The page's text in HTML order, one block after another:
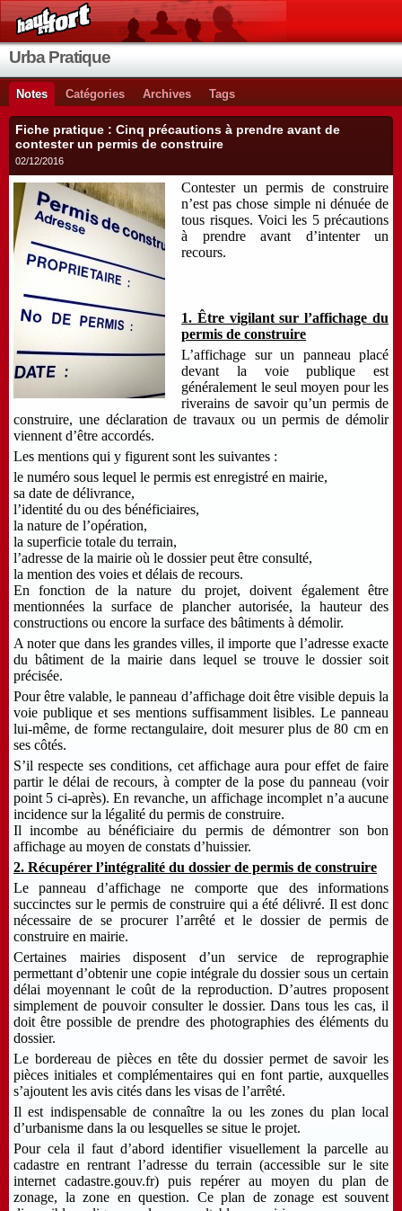
Urba Pratique
Notes Catégories Archives Tags
Fiche pratique : Cinq précautions à prendre avant de
contester un permis de construire
02/12/2016
Contester un permis de construire
n’est pas chose simple ni dénuée de
tous risques. Voici les 5 précautions
à prendre avant d’intenter un
recours.
1. Être vigilant sur l’affichage du
permis de construire
L’affichage sur un panneau placé
devant la voie publique est
généralement le seul moyen pour les
riverains de savoir qu’un permis de
construire, une déclaration de travaux ou un permis de démolir
viennent d’être accordés.
Les mentions qui y figurent sont les suivantes :
le numéro sous lequel le permis est enregistré en mairie,
sa date de délivrance,
l’identité du ou des bénéficiaires,
la nature de l’opération,
la superficie totale du terrain,
l’adresse de la mairie où le dossier peut être consulté,
la mention des voies et délais de recours.
En fonction de la nature du projet, doivent également être
mentionnées la surface de plancher autorisée, la hauteur des
constructions ou encore la surface des bâtiments à démolir.
A noter que dans les grandes villes, il importe que l’adresse exacte
du bâtiment de la mairie dans lequel se trouve le dossier soit
précisée.
Pour être valable, le panneau d’affichage doit être visible depuis la
voie publique et ses mentions suffisamment lisibles. Le panneau
lui-même, de forme rectangulaire, doit mesurer plus de 80 cm en
ses côtés.
S’il respecte ses conditions, cet affichage aura pour effet de faire
partir le délai de recours, à compter de la pose du panneau (voir
point 5 ci-après). En revanche, un affichage incomplet n’a aucune
incidence sur la légalité du permis de construire.
Il incombe au bénéficiaire du permis de démontrer son bon
affichage au moyen de constats d’huissier.
2. Récupérer l’intégralité du dossier de permis de construire
Le panneau d’affichage ne comporte que des informations
succinctes sur le permis de construire qui a été délivré. Il est donc
nécessaire de se procurer l’arrêté et le dossier de permis de
construire en mairie.
Certaines mairies disposent d’un service de reprographie
permettant d’obtenir une copie intégrale du dossier sous un certain
délai moyennant le coût de la reproduction. D’autres proposent
simplement de pouvoir consulter le dossier. Dans tous les cas, il
doit être possible de prendre des photographies des éléments du
dossier.
Le bordereau de pièces en tête du dossier permet de savoir les
pièces initiales et complémentaires qui en font partie, auxquelles
s’ajoutent les avis cités dans les visas de l’arrêté.
Il est indispensable de connaître la ou les zones du plan local
d’urbanisme dans la ou lesquelles se situe le projet.
Pour cela il faut d’abord identifier visuellement la parcelle au
cadastre en rentrant l’adresse du terrain (accessible sur le site
internet cadastre.gouv.fr) puis repérer au moyen du plan de
zonage, la zone en question. Ce plan de zonage est souvent